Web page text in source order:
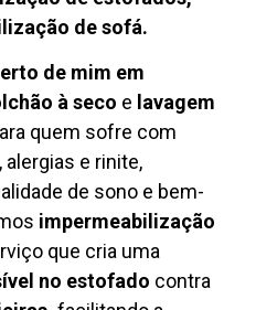
de sofá.
de mim em
à seco e lavagem
quem sofre com
e rinite,
de sono e bem-
impermeabilização
que cria uma
no estofado contra